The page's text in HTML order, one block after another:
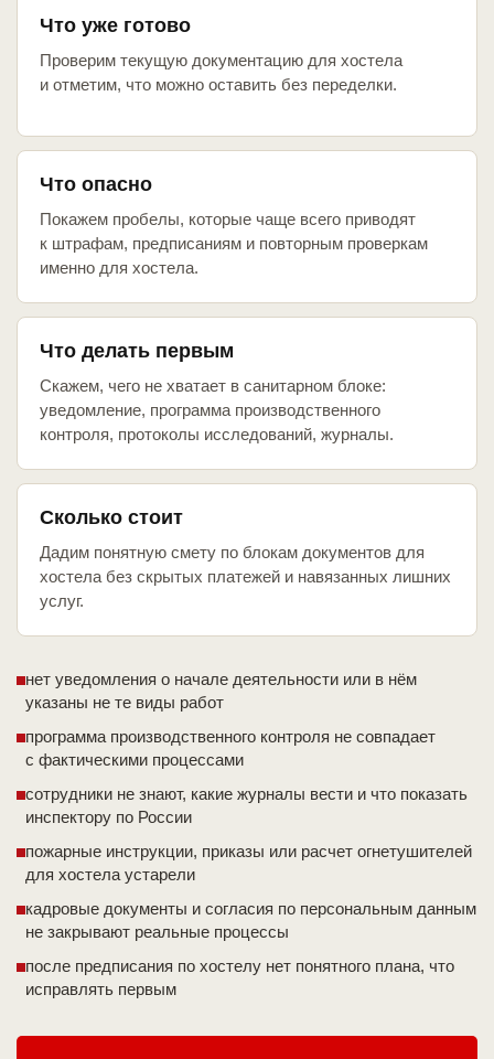
Что уже готово
Проверим текущую документацию для хостела
и отметим, что можно оставить без переделки.
Что опасно
Покажем пробелы, которые чаще всего приводят
к штрафам, предписаниям и повторным проверкам
именно для хостела.
Что делать первым
Скажем, чего не хватает в санитарном блоке:
уведомление, программа производственного
контроля, протоколы исследований, журналы.
Сколько стоит
Дадим понятную смету по блокам документов для
хостела без скрытых платежей и навязанных лишних
услуг.
нет уведомления о начале деятельности или в нём
указаны не те виды работ
программа производственного контроля не совпадает
с фактическими процессами
сотрудники не знают, какие журналы вести и что показать
инспектору по России
пожарные инструкции, приказы или расчет огнетушителей
для хостела устарели
кадровые документы и согласия по персональным данным
не закрывают реальные процессы
после предписания по хостелу нет понятного плана, что
исправлять первым